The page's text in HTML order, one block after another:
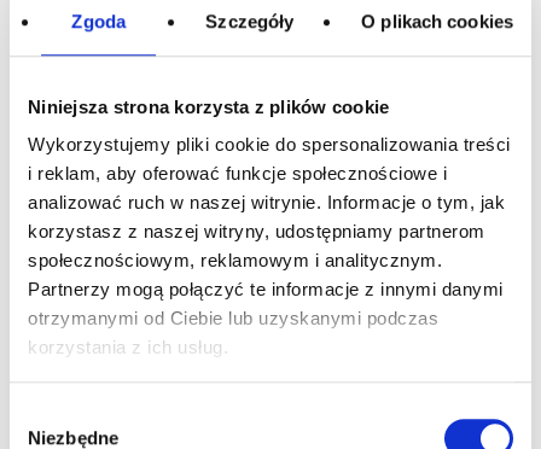
Zgoda Szczegóły O plikach cookies
Niniejsza strona korzysta z plików cookie
Wykorzystujemy pliki cookie do spersonalizowania treści
i reklam, aby oferować funkcje społecznościowe i
analizować ruch w naszej witrynie. Informacje o tym, jak
korzystasz z naszej witryny, udostępniamy partnerom
społecznościowym, reklamowym i analitycznym.
Partnerzy mogą połączyć te informacje z innymi danymi
otrzymanymi od Ciebie lub uzyskanymi podczas
korzystania z ich usług.
zgody
Niezbędne
Może być sporządzany na okres miesiąca lub całego
ciągłości operacyjnej firmy.
Planowanie czasu pracy
zgodnie z przepisami
Planowanie czasu pracy – a co za tym idzie
rozliczenie czasu pracy –zgodnie z przepisami
prawa pracy jest jednym z fundamentalnych
obowiązków każdego pracodawcy. Pracodawca
przepisy kodeksu pracy, takie jak normy czasu pracy,